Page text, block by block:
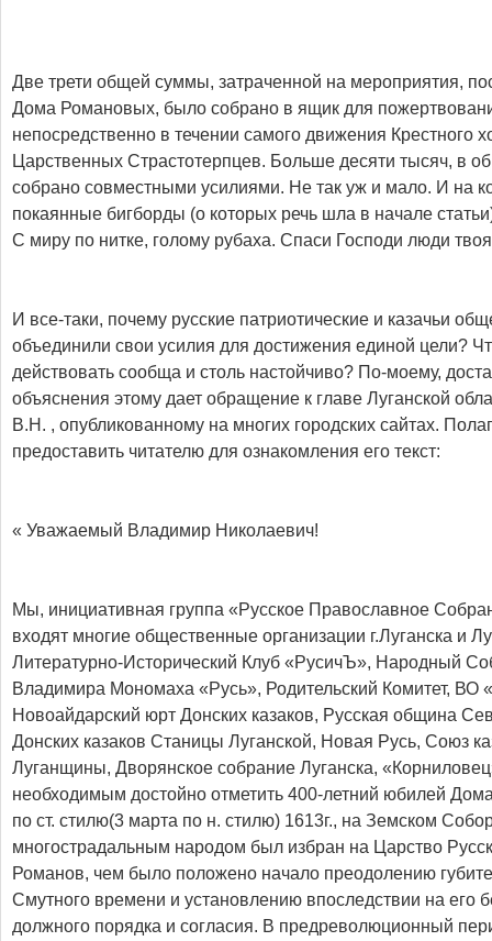
Две трети общей суммы, затраченной на мероприятия,
Дома Романовых, было собрано в ящик для
непосредственно в течении самого движения Крестного
Царственных Страстотерпцев. Больше десяти тысяч, в
собрано совместными усилиями. Не так уж и мало. И на
покаянные бигборды (о которых речь шла в начале
С миру по нитке, голому рубаха. Спаси Господи люди
И все-таки, почему русские патриотические и казачьи
объединили свои усилия для достижения единой цели?
действовать сообща и столь настойчиво? По-моему,
объяснения этому дает обращение к главе Луганской
В.Н. , опубликованному на многих городских сайтах.
предоставить читателю для ознакомления его текст:
« Уважаемый Владимир Николаевич!
Мы, инициативная группа «Русское Православное
входят многие общественные организации г.Луганска и
Литературно-Исторический Клуб «РусичЪ», Народный
Владимира Мономаха «Русь», Родительский Комитет, ВО
Новоайдарский юрт Донских казаков, Русская община
Донских казаков Станицы Луганской, Новая Русь, Союз
Луганщины, Дворянское собрание Луганска,
необходимым достойно отметить 400-летний юбилей
по ст. стилю(3 марта по н. стилю) 1613г., на Земском
многострадальным народом был избран на Царство
Романов, чем было положено начало преодолению
Смутного времени и установлению впоследствии на его
должного порядка и согласия. В предреволюционный